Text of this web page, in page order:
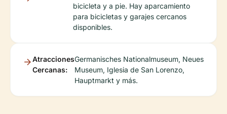
bicicleta y a pie. Hay aparcamiento
para bicicletas y garajes cercanos
disponibles.
Atracciones
Cercanas:
Germanisches Nationalmuseum, Neues
Museum, Iglesia de San Lorenzo,
Hauptmarkt y más.